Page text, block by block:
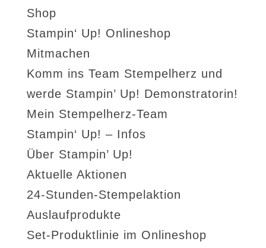
Shop
Stampin‘ Up! Onlineshop
Mitmachen
Komm ins Team Stempelherz und
werde Stampin’ Up! Demonstratorin!
Mein Stempelherz-Team
Stampin‘ Up! – Infos
Über Stampin’ Up!
Aktuelle Aktionen
24-Stunden-Stempelaktion
Auslaufprodukte
Set-Produktlinie im Onlineshop